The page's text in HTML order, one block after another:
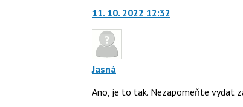
jako
11. 10. 2022 12:32
Jasná
Ano, je to tak. Nezapomeňte vydat